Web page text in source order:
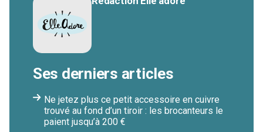
Ses derniers articles
Ne jetez plus ce petit accessoire en cuivre
trouvé au fond d’un tiroir : les brocanteurs le
paient jusqu’à 200 €